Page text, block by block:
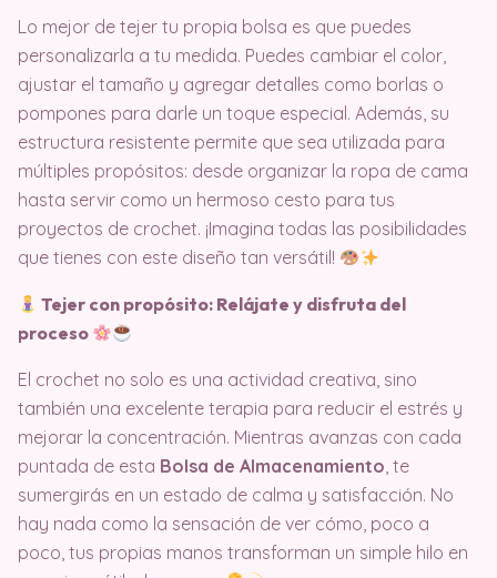
Lo mejor de tejer tu propia bolsa es que puedes
personalizarla a tu medida. Puedes cambiar el color,
ajustar el tamaño y agregar detalles como borlas o
pompones para darle un toque especial. Además, su
estructura resistente permite que sea utilizada para
múltiples propósitos: desde organizar la ropa de cama
hasta servir como un hermoso cesto para tus
proyectos de crochet. ¡Imagina todas las posibilidades
que tienes con este diseño tan versátil!
Tejer con propósito: Relájate y disfruta del
proceso
El crochet no solo es una actividad creativa, sino
también una excelente terapia para reducir el estrés y
mejorar la concentración. Mientras avanzas con cada
puntada de esta Bolsa de Almacenamiento, te
sumergirás en un estado de calma y satisfacción. No
hay nada como la sensación de ver cómo, poco a
poco, tus propias manos transforman un simple hilo en